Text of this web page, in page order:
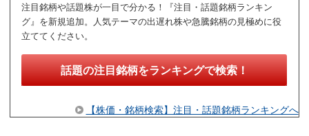
注目銘柄や話題株が一目で分かる！『注目・話題銘柄ランキン
グ』を新規追加。人気テーマの出遅れ株や急騰銘柄の見極めに役
立ててください。
話題の注目銘柄をランキングで検索！
【株価・銘柄検索】注目・話題銘柄ランキングへ